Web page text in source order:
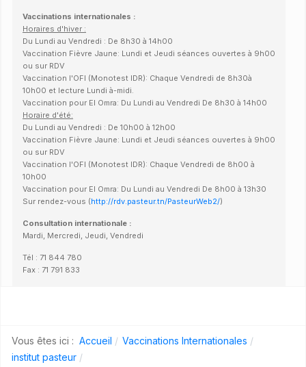
Vaccinations internationales :
Horaires d'hiver :
Du Lundi au Vendredi : De 8h30 à 14h00
Vaccination Fièvre Jaune: Lundi et Jeudi séances ouvertes à 9h00
ou sur RDV
Vaccination l'OFI (Monotest IDR): Chaque Vendredi de 8h30à
10h00 et lecture Lundi à-midi.
Vaccination pour El Omra: Du Lundi au Vendredi De 8h30 à 14h00
Horaire d'été:
Du Lundi au Vendredi : De 10h00 à 12h00
Vaccination Fièvre Jaune: Lundi et Jeudi séances ouvertes à 9h00
ou sur RDV
Vaccination l'OFI (Monotest IDR): Chaque Vendredi de 8h00 à
10h00
Vaccination pour El Omra: Du Lundi au Vendredi De 8h00 à 13h30
Sur rendez-vous (http://rdv.pasteur.tn/PasteurWeb2/)
Consultation internationale :
Mardi, Mercredi, Jeudi, Vendredi
Tél : 71 844 780
Fax : 71 791 833
Vous êtes ici : Accueil
Vaccinations Internationales
institut pasteur